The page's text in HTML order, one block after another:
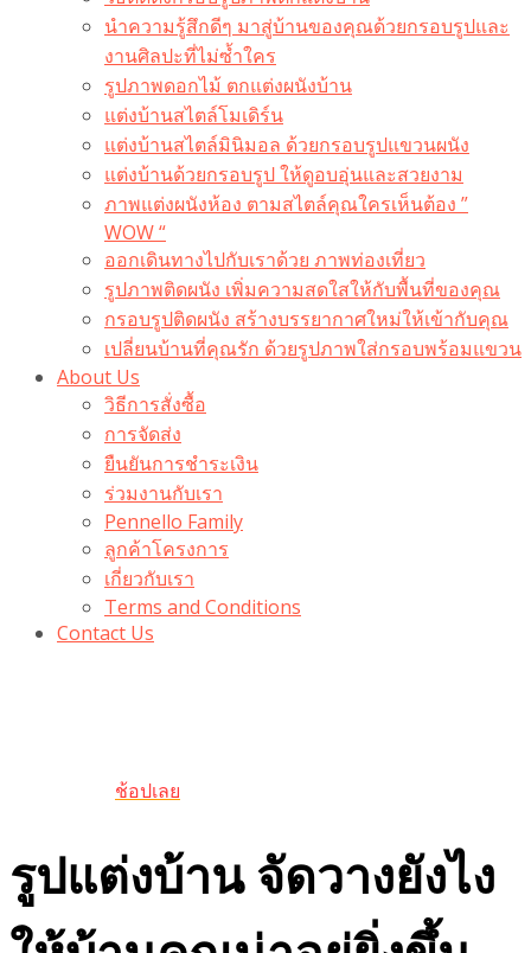
นำความรู้สึกดีๆ มาสู่บ้านของคุณด้วยกรอบรูปและ
งานศิลปะที่ไม่ซ้ำใคร
รูปภาพดอกไม้ ตกแต่งผนังบ้าน
แต่งบ้านสไตล์โมเดิร์น
แต่งบ้านสไตล์มินิมอล ด้วยกรอบรูปแขวนผนัง
แต่งบ้านด้วยกรอบรูป ให้ดูอบอุ่นและสวยงาม
ภาพแต่งผนังห้อง ตามสไตล์คุณใครเห็นต้อง ”
WOW “
ออกเดินทางไปกับเราด้วย ภาพท่องเที่ยว
รูปภาพติดผนัง เพิ่มความสดใสให้กับพื้นที่ของคุณ
กรอบรูปติดผนัง สร้างบรรยากาศใหม่ให้เข้ากับคุณ
เปลี่ยนบ้านที่คุณรัก ด้วยรูปภาพใส่กรอบพร้อมแขวน​
About Us
วิธีการสั่งซื้อ
การจัดส่ง
ยืนยันการชำระเงิน
ร่วมงานกับเรา
Pennello Family
ลูกค้าโครงการ
เกี่ยวกับเรา
Terms and Conditions
Contact Us
ช้อปเลย
รูปแต่งบ้าน จัดวางยังไง